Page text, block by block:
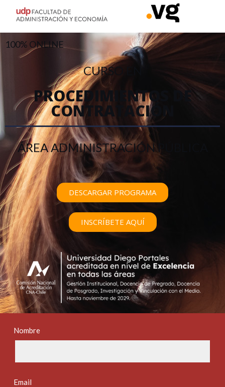
100% ONLINE
CURSO EN
PROCEDIMIENTOS DE
CONTRATACIÓN
ÁREA ADMINISTRACIÓN PÚBLICA
DESCARGAR PROGRAMA
INSCRÍBETE AQUÍ
Nombre
Email